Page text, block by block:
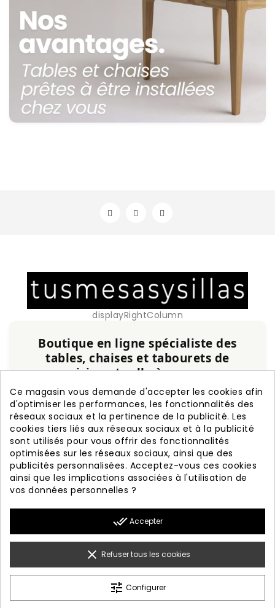
displayRightColumn
Boutique en ligne spécialiste des
tables, chaises et tabourets de
cuisine et salle à manger
Service personnalisé, expérience et qualité
garanties.
+20 ans d'expérience
Fabrication nationale
Garantie de 3 ans
Livraison rapide
PRODUITS 

INFORMATION 
© 2026 - Diseño Web By Optimiza
Ce magasin vous demande d'accepter les cookies afin
d'optimiser les performances, les fonctionnalités des
réseaux sociaux et la pertinence de la publicité. Les
cookies tiers liés aux réseaux sociaux et à la publicité
sont utilisés pour vous offrir des fonctionnalités
optimisées sur les réseaux sociaux, ainsi que des
publicités personnalisées. Acceptez-vous ces cookies
ainsi que les implications associées à l'utilisation de
vos données personnelles ?
done_all Accepter
clear Refuser tous les cookies
tune Configurer